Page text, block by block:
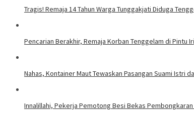
Tragis! Remaja 14 Tahun Warga Tunggakjati Diduga
Pencarian Berakhir, Remaja Korban Tenggelam di Pintu
Nahas, Kontainer Maut Tewaskan Pasangan Suami Istri
Innalillahi, Pekerja Pemotong Besi Bekas